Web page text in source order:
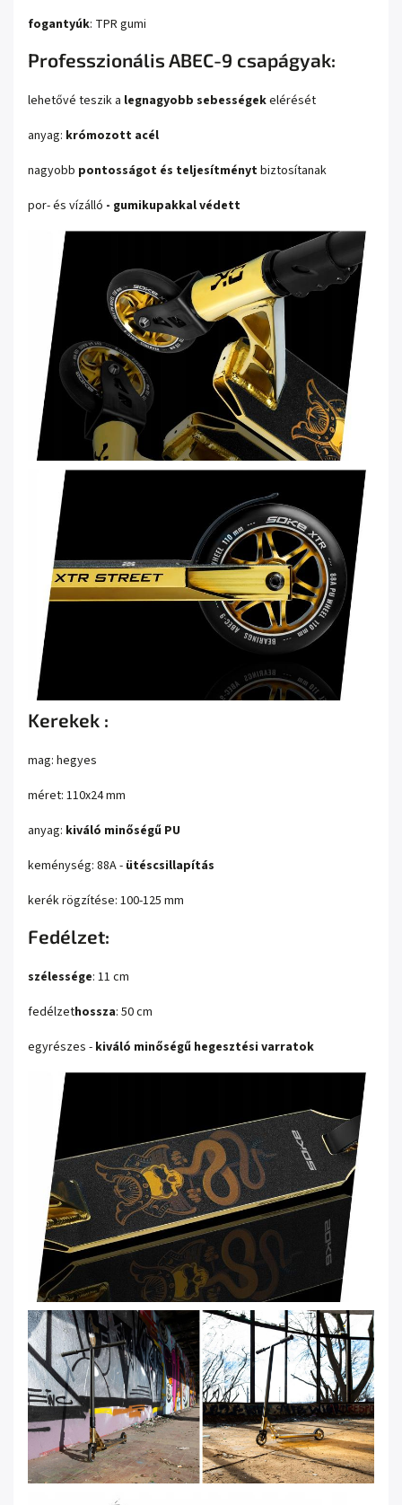
fogantyúk: TPR gumi
Professzionális ABEC-9 csapágyak:
lehetővé teszik a legnagyobb sebességekelérését
anyag: krómozott acél
nagyobb pontosságot és teljesítménytbiztosítanak
por- és vízálló - gumikupakkal védett
Kerekek :
mag: hegyes
méret: 110x24 mm
anyag: kiváló minőségű PU
keménység: 88A - ütéscsillapítás
kerék rögzítése: 100-125 mm
Fedélzet:
szélessége: 11 cm
fedélzethossza: 50 cm
egyrészes - kiváló minőségű hegesztési varratok